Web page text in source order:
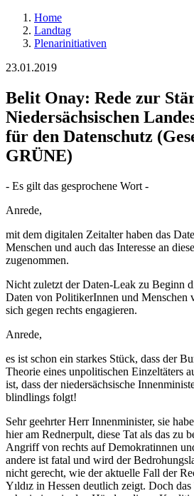
Home
Landtag
Plenarinitiativen
23.01.2019
Belit Onay: Rede zur
Niedersächsischen
für den Datenschutz
GRÜNE)
- Es gilt das gesprochene Wort -
Anrede,
mit dem digitalen Zeitalter haben das
Menschen und auch das Interesse an
zugenommen.
Nicht zuletzt der Daten-Leak zu Beginn
Daten von PolitikerInnen und Menschen
sich gegen rechts engagieren.
Anrede,
es ist schon ein starkes Stück, dass der
Theorie eines unpolitischen Einzeltäters
ist, dass der niedersächsische
blindlings folgt!
Sehr geehrter Herr Innenminister, sie
hier am Rednerpult, diese Tat als das zu
Angriff von rechts auf Demokratinnen
andere ist fatal und wird der
nicht gerecht, wie der aktuelle Fall der
Yıldız in Hessen deutlich zeigt. Doch